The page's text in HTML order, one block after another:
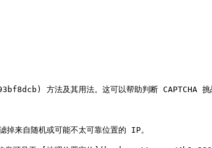
方法及其用法。这可以帮助判断 CAPTCHA 挑
掉来自随机或可能不太可靠位置的 IP。